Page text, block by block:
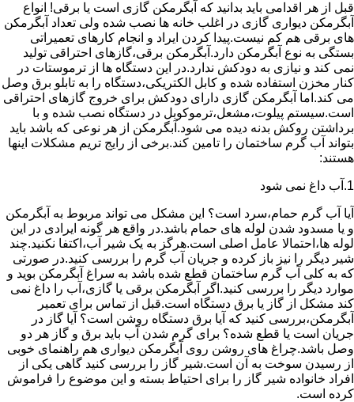
قبل از هر اقدامی باید بدانید که آبگرمکن گازی است یا برقی! انواع
آبگرمکن دیواری گازی در اغلب خانه ها نصب شده ولی تعداد آبگرمکن
های برقی هم کم نیست.پیدا کردن ایراد و انجام کارهای تعمیراتی
بستگی به نوع آبگرمکن دارد.آبگرمکن برقی،گازهای احتراقی تولید
نمی کند و نیازی به دودکش ندارد.در این دستگاه ها از ترموستات در
کنار مخزن استفاده شده و کابل الکتریکی،دستگاه را به تابلو برق وصل
می کند.اما آبگرمکن گازی دارای دودکش برای خروج گازهای احتراقی
است.سیستم پیلوت،مشعل،ترموکوبل در دستگاه نصب شده و با
برداشتن روکش بدنه دیده می شود.آبگرمکن از هر نوعی که باشد باید
بتواند آب گرم ساختمان را تامین کند.برخی از رایج تریم مشکلات اینها
هستند:
1.آب داغ نمی شود
آیا آب گرم حمام،سرد است؟ این مشکل می تواند مربوط به آبگرمکن
و یا مسدود شدن لوله های حمام باشد.در واقع هر گونه ایرادی در این
لوله ها،احتمالا عامل اصلی است.هرگز به یک شیر آب،اکتفا نکنید.چند
شیر دیگر را نیز باز کرده و جریان آب گرم را بررسی کنید.در صورتی
که به کلی آب گرم ساختمان قطع شده باشد به سراغ آبگرمکن بوید و
موارد دیگر را بررسی کنید.اگر آبگرمکن برقی یا گازی،آب را داغ نمی
کند مشکل از گاز یا برق دستگاه است.قبل از تماس برای تعمیر
آبگرمکن،بررسی کنید که آیا برق دستگاه روشن است؟ آیا گاز در
جریان است یا قطع شده؟ برای گرم شدن آب باید برق و گاز هر دو
وصل باشد.چراغ های روشن روی آبگرمکن دیواری هم راهنمای خوبی
از رسیدن سوخت به آن است.شیر گاز را بررسی کنید گاهی یکی از
افراد خانواده شیر گاز را برای احتیاط بسته و این موضوع را فراموش
کرده است.